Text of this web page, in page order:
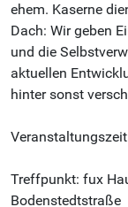
ehem. Kaserne
Dach: Wir geben
und die
aktuellen
hinter sonst
Treffpunkt: fux
Bodenstedtstraße